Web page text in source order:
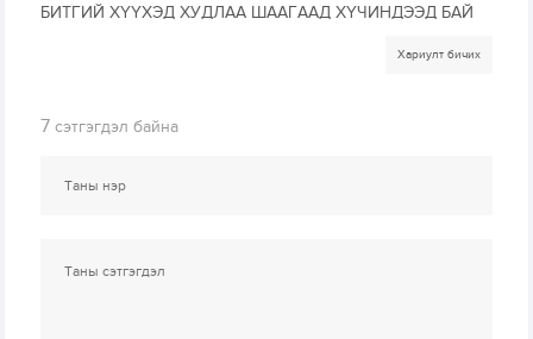
БИТГИЙ ХҮҮХЭД ХУДЛАА ШААГААД ХҮЧИНДЭЭД БАЙ
Хариулт бичих
7 сэтгэгдэл байна